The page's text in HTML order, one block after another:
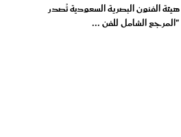
هيئة الفنون البصرية السعودية تُصدر
"المرجع الشامل للفن ...